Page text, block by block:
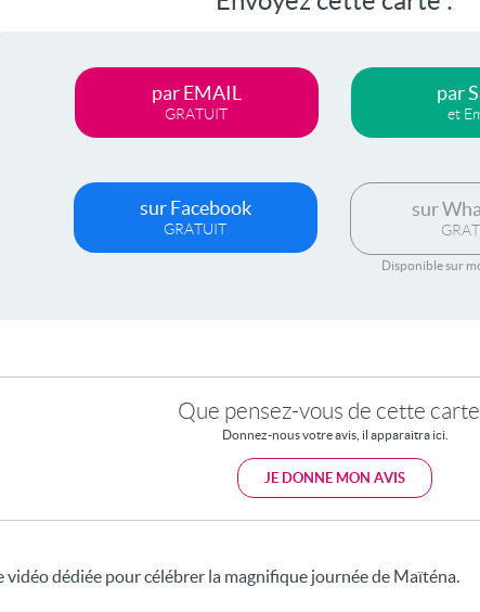
par EMAIL
GRATUIT
par
et
sur Facebook
GRATUIT
sur
Disponible sur
Que pensez-vous de cette carte
Donnez-nous votre avis, il apparaitra ici.
JE DONNE MON AVIS
vidéo dédiée pour célébrer la magnifique journée de Maïténa.